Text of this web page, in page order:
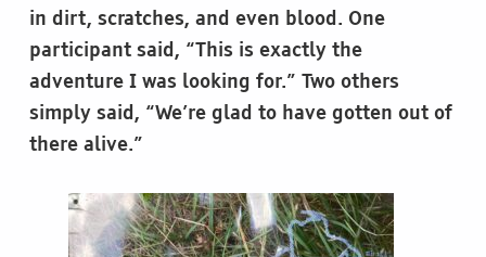
in dirt, scratches, and even blood. One
participant said, “This is exactly the
adventure I was looking for.” Two others
simply said, “We’re glad to have gotten out of
there alive.”